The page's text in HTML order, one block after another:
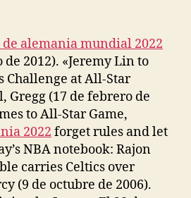
entrada
de alemania mundial 2022
2012). «Jeremy Lin to
Challenge at All-Star
Gregg (17 de febrero de
to All-Star Game,
2022 forget rules and let
NBA notebook: Rajon
carries Celtics over
(9 de octubre de 2006).